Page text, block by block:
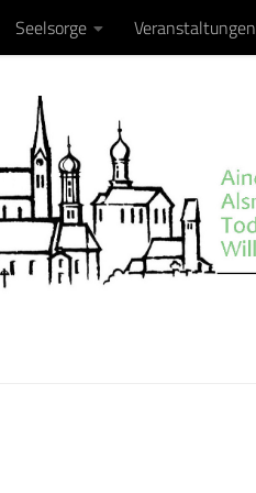
Seelsorge Veranstaltungen